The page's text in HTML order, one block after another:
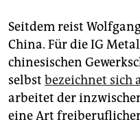
Seitdem reist
China. Für die IG
chinesischen
selbst bezeichnet sich
arbeitet der
eine Art